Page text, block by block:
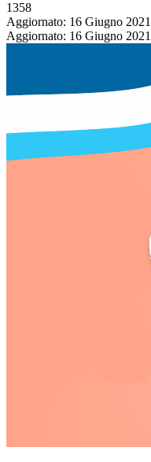
1358
Aggiornato: 16 Giugno 2021
Aggiornato: 16 Giugno 2021